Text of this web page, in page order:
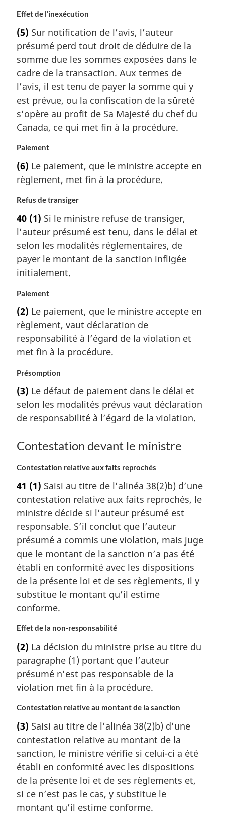
Effet de l’inexécution
(5) Sur notification de l’avis, l’auteur
présumé perd tout droit de déduire de la
somme due les sommes exposées dans le
cadre de la transaction. Aux termes de
l’avis, il est tenu de payer la somme qui y
est prévue, ou la confiscation de la sûreté
s’opère au profit de Sa Majesté du chef du
Canada, ce qui met fin à la procédure.
Paiement
(6) Le paiement, que le ministre accepte en
règlement, met fin à la procédure.
Refus de transiger
40 (1) Si le ministre refuse de transiger,
l’auteur présumé est tenu, dans le délai et
selon les modalités réglementaires, de
payer le montant de la sanction infligée
initialement.
Paiement
(2) Le paiement, que le ministre accepte en
règlement, vaut déclaration de
responsabilité à l’égard de la violation et
met fin à la procédure.
Présomption
(3) Le défaut de paiement dans le délai et
selon les modalités prévus vaut déclaration
de responsabilité à l’égard de la violation.
Contestation devant le ministre
Contestation relative aux faits reprochés
41 (1) Saisi au titre de l’alinéa 38(2)b) d’une
contestation relative aux faits reprochés, le
ministre décide si l’auteur présumé est
responsable. S’il conclut que l’auteur
présumé a commis une violation, mais juge
que le montant de la sanction n’a pas été
établi en conformité avec les dispositions
de la présente loi et de ses règlements, il y
substitue le montant qu’il estime
conforme.
Effet de la non-responsabilité
(2) La décision du ministre prise au titre du
paragraphe (1) portant que l’auteur
présumé n’est pas responsable de la
violation met fin à la procédure.
Contestation relative au montant de la sanction
(3) Saisi au titre de l’alinéa 38(2)b) d’une
contestation relative au montant de la
sanction, le ministre vérifie si celui-ci a été
établi en conformité avec les dispositions
de la présente loi et de ses règlements et,
si ce n’est pas le cas, y substitue le
montant qu’il estime conforme.